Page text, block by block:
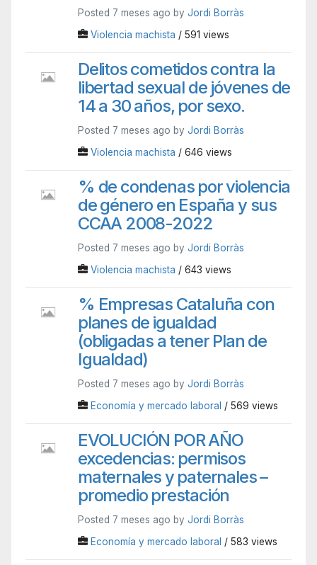
Posted 7 meses ago by Jordi Borràs
Violencia machista / 591 views
Delitos cometidos contra la
libertad sexual de jóvenes de
14 a 30 años, por sexo.
Posted 7 meses ago by Jordi Borràs
Violencia machista / 646 views
% de condenas por violencia
de género en España y sus
CCAA 2008-2022
Posted 7 meses ago by Jordi Borràs
Violencia machista / 643 views
% Empresas Cataluña con
planes de igualdad
(obligadas a tener Plan de
Igualdad)
Posted 7 meses ago by Jordi Borràs
Economía y mercado laboral / 569 views
EVOLUCIÓN POR AÑO
excedencias: permisos
maternales y paternales –
promedio prestación
Posted 7 meses ago by Jordi Borràs
Economía y mercado laboral / 583 views